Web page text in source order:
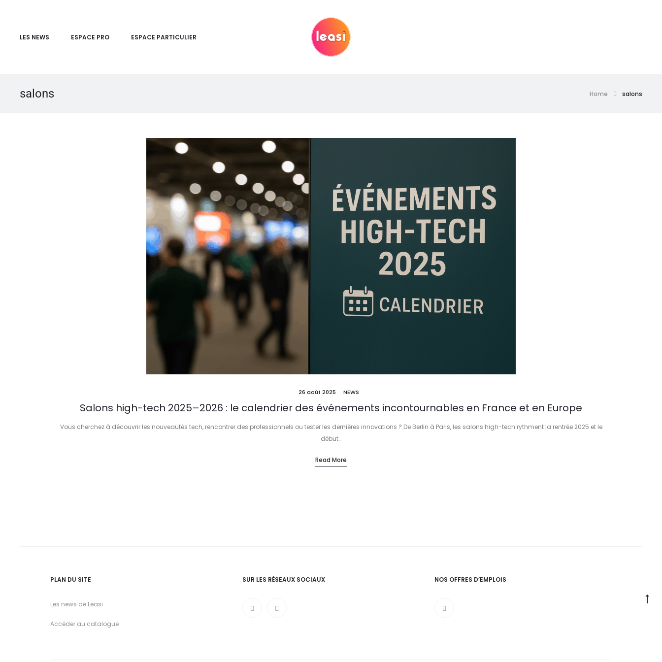
LES NEWS ESPACE PRO ESPACE PARTICULIER
salons Home salons
26 août 2025 NEWS
Salons high-tech 2025–2026 : le calendrier des événements incontournables en France et en Europe
Vous cherchez à découvrir les nouveautés tech, rencontrer des professionnels ou tester les dernières innovations ? De Berlin à Paris, les salons high-tech rythment la rentrée 2025 et le
début…
Read More
PLAN DU SITE
Les news de Leasi
Accéder au catalogue
SUR LES RÉSEAUX SOCIAUX NOS OFFRES D’EMPLOIS